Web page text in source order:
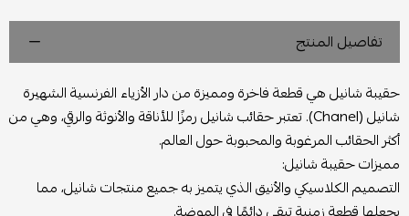
تفاصيل المنتج
حقيبة شانيل هي قطعة فاخرة ومميزة من دار الأزياء الفرنسية الشهيرة
شانيل (Chanel). تعتبر حقائب شانيل رمزًا للأناقة والأنوثة والرقي، وهي من
أكثر الحقائب المرغوبة والمحبوبة حول العالم.
مميزات حقيبة شانيل:
التصميم الكلاسيكي والأنيق الذي يتميز به جميع منتجات شانيل، مما